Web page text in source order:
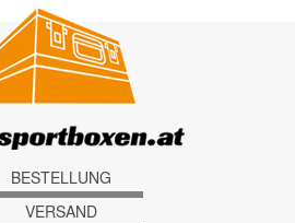
BESTELLUNG
VERSAND